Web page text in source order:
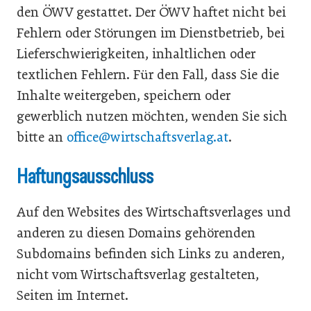
den ÖWV gestattet. Der ÖWV haftet nicht bei
Fehlern oder Störungen im Dienstbetrieb, bei
Lieferschwierigkeiten, inhaltlichen oder
textlichen Fehlern. Für den Fall, dass Sie die
Inhalte weitergeben, speichern oder
gewerblich nutzen möchten, wenden Sie sich
bitte an office@wirtschaftsverlag.at.
Haftungsausschluss
Auf den Websites des Wirtschaftsverlages und
anderen zu diesen Domains gehörenden
Subdomains befinden sich Links zu anderen,
nicht vom Wirtschaftsverlag gestalteten,
Seiten im Internet.